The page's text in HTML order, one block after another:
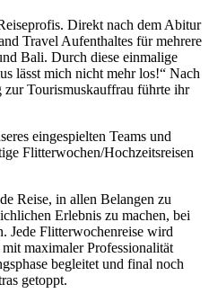
Direkt nach dem Abitur
Travel Aufenthaltes für mehrere
Bali. Durch diese einmalige
lässt mich nicht mehr los!“ Nach
zur Tourismuskauffrau führte ihr
eingespielten Teams und
Flitterwochen/Hochzeitsreisen
Reise, in allen Belangen zu
Erlebnis zu machen, bei
Jede Flitterwochenreise wird
maximaler Professionalität
begleitet und final noch
getoppt.